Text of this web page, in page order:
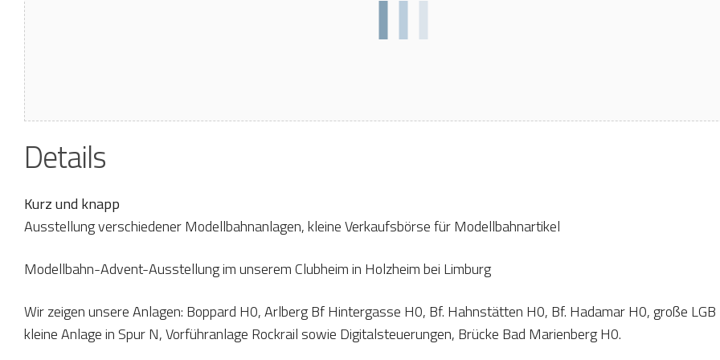
Details
Kurz und knapp
Ausstellung verschiedener Modellbahnanlagen, kleine Verkaufsbörse für Modellbahnartikel
Modellbahn-Advent-Ausstellung im unserem Clubheim in Holzheim bei Limburg
Wir zeigen unsere Anlagen: Boppard H0, Arlberg Bf Hintergasse H0, Bf. Hahnstätten H0, Bf. Hadamar H0, große LGB
kleine Anlage in Spur N, Vorführanlage Rockrail sowie Digitalsteuerungen, Brücke Bad Marienberg H0.